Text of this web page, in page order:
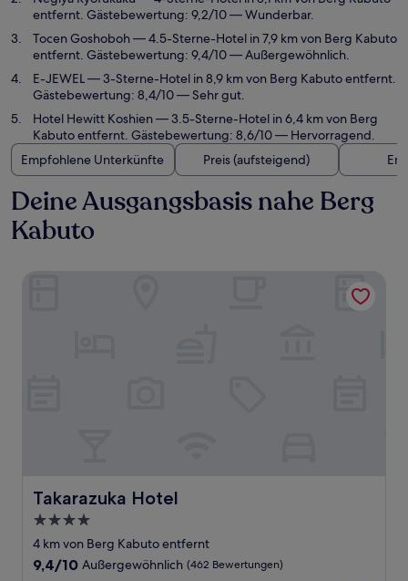
entfernt. Gästebewertung: 9,2/10 — Wunderbar.
Tocen Goshoboh— 4.5-Sterne-Hotel in 7,9 km von Berg Kabuto
entfernt. Gästebewertung: 9,4/10 — Außergewöhnlich.
E-JEWEL— 3-Sterne-Hotel in 8,9 km von Berg Kabuto entfernt.
Gästebewertung: 8,4/10 — Sehr gut.
Hotel Hewitt Koshien— 3.5-Sterne-Hotel in 6,4 km von Berg
Kabuto entfernt. Gästebewertung: 8,6/10 — Hervorragend.
Empfohlene Unterkünfte
Preis (aufsteigend)
Deine Ausgangsbasis nahe Berg
Kabuto
Takarazuka Hotel
Takarazuka Hotel
4.0-
Sterne-
Unterkunft
4 km von Berg Kabuto entfernt
9.4
9,4/10 Außergewöhnlich (462 Bewertungen)